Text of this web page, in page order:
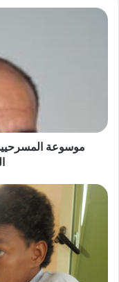
موسوعة المسرحيين